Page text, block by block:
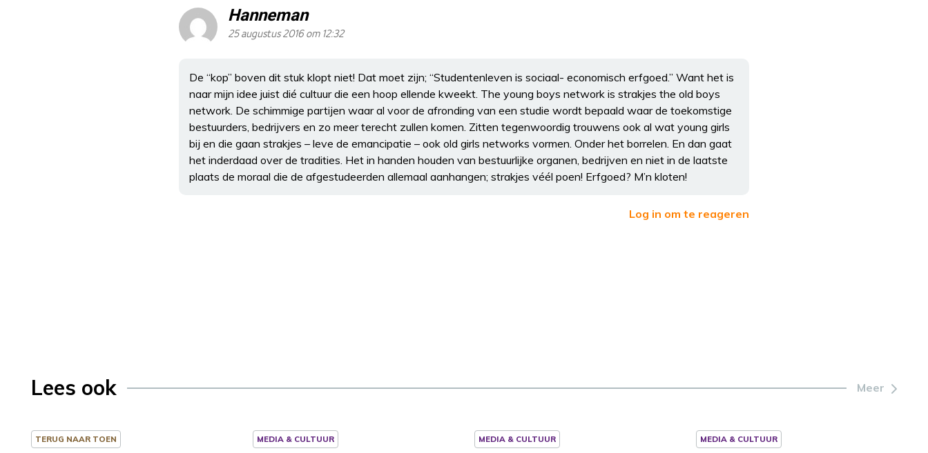
Hanneman
25 augustus 2016 om 12:32
De “kop” boven dit stuk klopt niet! Dat moet zijn; “Studentenleven is sociaal- economisch erfgoed.” Want het is
naar mijn idee juist dié cultuur die een hoop ellende kweekt. The young boys network is strakjes the old boys
network. De schimmige partijen waar al voor de afronding van een studie wordt bepaald waar de toekomstige
bestuurders, bedrijvers en zo meer terecht zullen komen. Zitten tegenwoordig trouwens ook al wat young girls
bij en die gaan strakjes – leve de emancipatie – ook old girls networks vormen. Onder het borrelen. En dan gaat
het inderdaad over de tradities. Het in handen houden van bestuurlijke organen, bedrijven en niet in de laatste
plaats de moraal die de afgestudeerden allemaal aanhangen; strakjes véél poen! Erfgoed? M’n kloten!
Log in om te reageren
Lees ook Meer
TERUG NAAR TOEN MEDIA & CULTUUR MEDIA & CULTUUR MEDIA & CULTUUR